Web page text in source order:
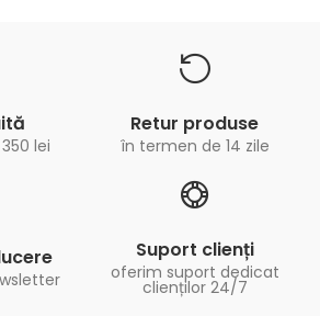
lei
Retur produse
în termen de 14 zile
Suport clienți
oferim suport dedicat
clienților 24/7